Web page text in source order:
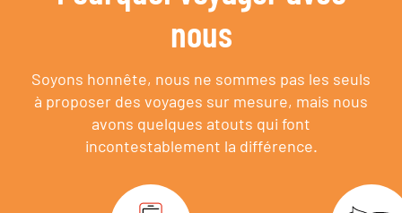
nous
Soyons honnête, nous ne sommes pas les seuls
à proposer des voyages sur mesure, mais nous
avons quelques atouts qui font
incontestablement la différence.